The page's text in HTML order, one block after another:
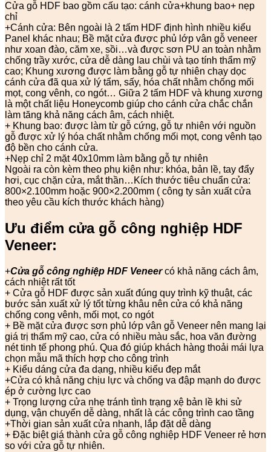
Cửa gỗ HDF bao gồm cấu tạo: cánh cửa+khung bao+ nẹp
chỉ
+Cánh cửa: Bên ngoài là 2 tấm HDF định hình nhiều kiểu
Panel khác nhau; Bề mặt cửa được phủ lớp vân gỗ veneer
như xoan đào, căm xe, sồi…và được sơn PU an toàn nhằm
chống trầy xước, cửa dễ dàng lau chùi và tạo tính thẩm mỹ
cao; Khung xương được làm bằng gỗ tự nhiên chạy dọc
cánh cửa đã qua xử lý tẩm, sấy, hóa chất nhằm chống mối
mọt, cong vênh, co ngót… Giữa 2 tấm HDF và khung xương
là một chất liệu Honeycomb giúp cho cánh cửa chắc chắn
làm tăng khả năng cách âm, cách nhiệt.
+ Khung bao: được làm từ gỗ cứng, gỗ tự nhiên với nguồn
gỗ được xử lý hóa chất nhằm chống mối mọt, cong vênh tạo
độ bền cho cánh cửa.
+Nẹp chỉ 2 mặt 40x10mm làm bằng gỗ tự nhiên
Ngoài ra còn kèm theo phụ kiện như: khóa, bản lề, tay đẩy
hơi, cục chặn cửa, mắt thần…Kích thước tiêu chuẩn cửa:
800×2.100mm hoặc 900×2.200mm ( công ty sản xuất cửa
theo yêu cầu kích thước khách hàng)
Ưu điểm cửa gỗ công nghiệp HDF
Veneer:
+Cửa gỗ công nghiệp HDF Veneercó khả năng cách âm,
cách nhiệt rất tốt
+ Cửa gỗ HDF được sản xuất đúng quy trình kỹ thuật, các
bước sản xuất xử lý tốt từng khâu nên cửa có khả năng
chống cong vênh, mối mọt, co ngót
+ Bề mặt cửa được sơn phủ lớp vân gỗ Veneer nên mang lại
giá trị thẩm mỹ cao, cửa có nhiều màu sắc, hoa văn đường
nét tinh tế phong phú. Qua đó giúp khách hàng thoải mái lựa
chọn mẫu mã thích hợp cho công trình
+ Kiểu dáng cửa đa dạng, nhiều kiểu đẹp mắt
+Cửa có khả năng chịu lực và chống va đập mạnh do được
ép ở cường lực cao
+ Trọng lượng cửa nhẹ tránh tình trạng xệ bản lề khi sử
dụng, vận chuyển dễ dàng, nhất là các công trình cao tầng
+Thời gian sản xuất cửa nhanh, lắp đặt dễ dàng
+ Đặc biệt giá thành cửa gỗ công nghiệp HDF Veneer rẻ hơn
so với cửa gỗ tự nhiên.